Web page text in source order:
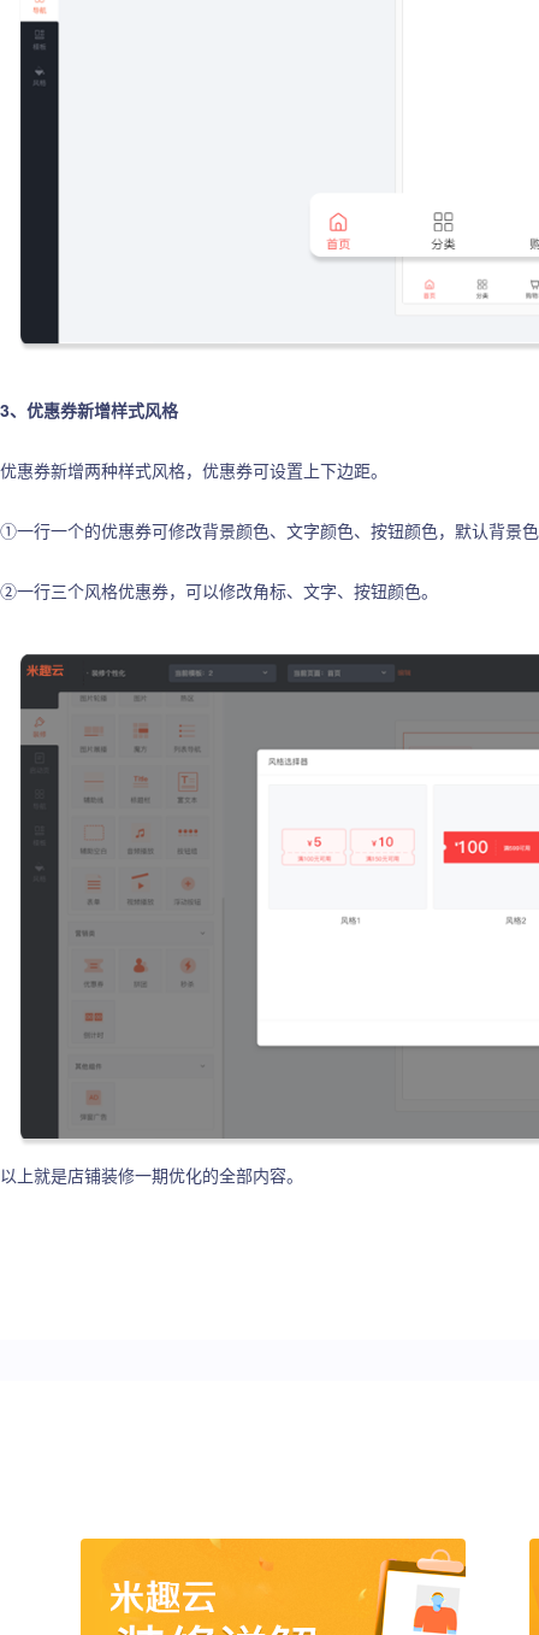
3、优惠券新增样式风格
优惠券新增两种样式风格，优惠券可设置上下边距。
①一行一个的优惠券可修改背景颜色、文字颜色、按钮颜色，默认背景
②一行三个风格优惠券，可以修改角标、文字、按钮颜色。
以上就是店铺装修一期优化的全部内容。